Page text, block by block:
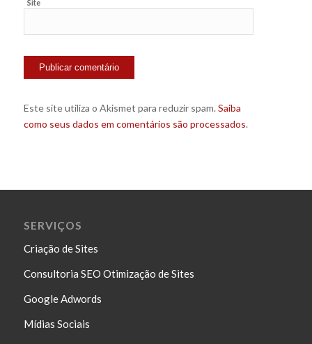
Site
Este site utiliza o Akismet para reduzir spam.Saiba
como seus dados em comentários são processados.
SERVIÇOS
Criação de Sites
Consultoria SEO Otimização de Sites
Google Adwords
Mídias Sociais